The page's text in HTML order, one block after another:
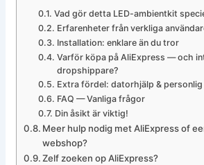
Vad gör detta LED-ambientkit
Erfarenheter från verkliga
Installation: enklare än du tror
Varför köpa på AliExpress — och
dropshippare?
Extra fördel: datorhjälp &
FAQ — Vanliga frågor
Din åsikt är viktig!
Meer hulp nodig met AliExpress of
webshop?
Zelf zoeken op AliExpress?